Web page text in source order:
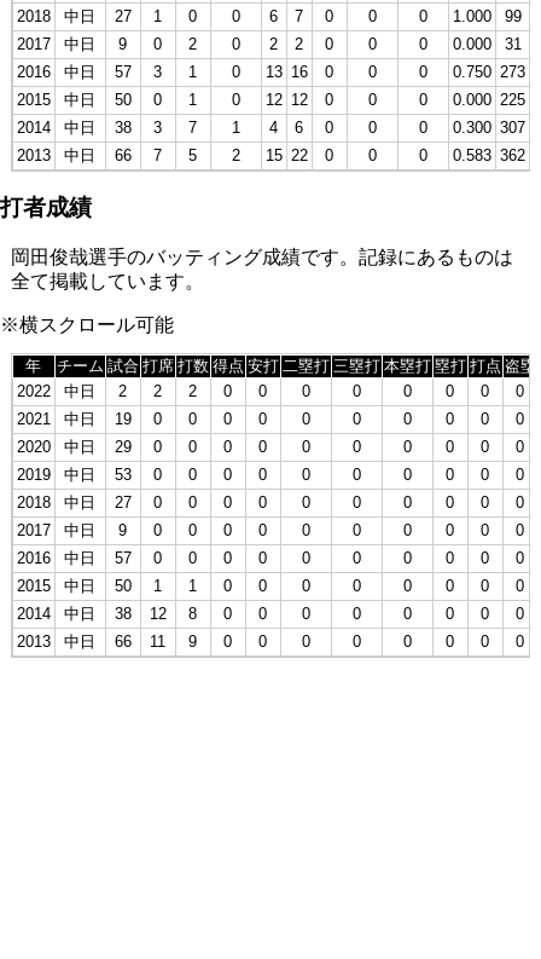
2018
中日 27 1 0 0 6 7 0 0 0 1.000 99
2017
中日 9 0 2 0 2 2 0 0 0 0.000
31
2016
中日 57 3 1 0 13 16 0 0 0 0.750 273
2015
中日 50 0 1 0 12 12 0 0 0 0.000 225
2014
中日 38 3 7 1 4 6 0 0 0 0.300 307
2013
中日 66 7 5 2 15 22 0 0 0 0.583 362
打者成績
岡田俊哉選手のバッティング成績です。記録にあるものは
全て掲載しています。
※横スクロール可能
年 チーム 試合 打席 打数 得点 安打 二塁打 三塁打 本塁打 塁打 打点 盗塁
2022
中日 2 2 2 0 0 0 0 0 0 0
0
2021
中日 19 0 0 0 0 0 0 0 0 0
0
2020
中日 29 0 0 0 0 0 0 0 0 0
0
2019
中日 53 0 0 0 0 0 0 0 0 0
0
2018
中日 27 0 0 0 0 0 0 0 0 0
0
2017
中日 9 0 0 0 0 0 0 0 0 0
0
2016
中日 57 0 0 0 0 0 0 0 0 0
0
2015
中日 50 1 1 0 0 0 0 0 0 0
0
2014
中日 38 12 8 0 0 0 0 0 0 0
0
2013
中日 66 11 9 0 0 0 0 0 0 0 0